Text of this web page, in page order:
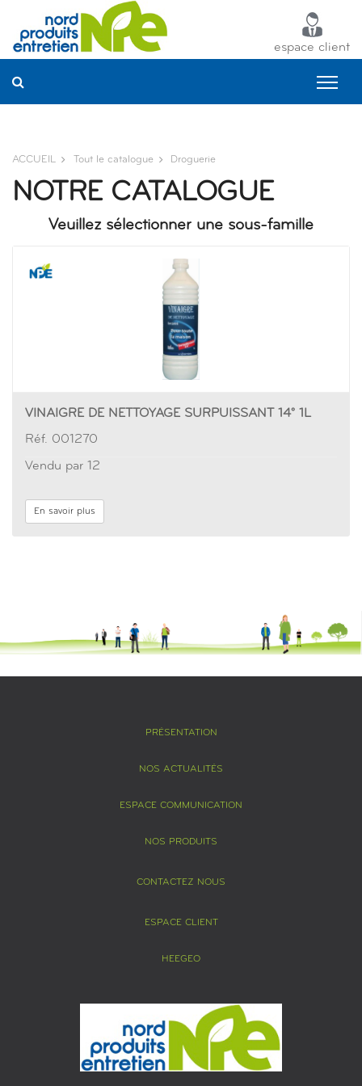
espace client
ACCUEIL Tout le catalogue Droguerie
NOTRE CATALOGUE
Veuillez sélectionner une sous-famille
VINAIGRE DE NETTOYAGE SURPUISSANT 14° 1L
Réf. 001270
Vendu par 12
En savoir plus
PRÉSENTATION
NOS ACTUALITÉS
ESPACE COMMUNICATION
NOS PRODUITS
CONTACTEZ NOUS
ESPACE CLIENT
HEEGEO
Panneau de gestion des cookies